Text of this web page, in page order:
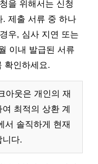
을 위해서는 신청
. 제출 서류 중 하나
우, 심사 지연 또는
이내 발급된 서류
확인하세요.
아웃은 개인의 재
최적의 상환 계
서 솔직하게 현재
니다.